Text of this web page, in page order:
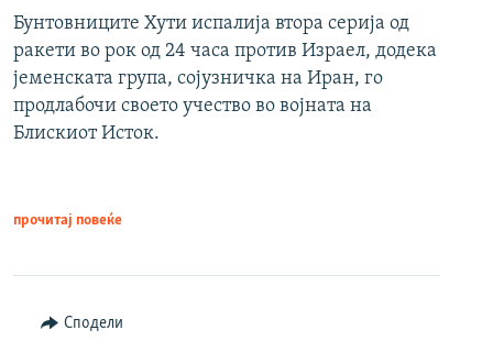
Бунтовниците Хути испалија втора серија од
ракети во рок од 24 часа против Израел, додека
јеменската група, сојузничка на Иран, го
продлабочи своето учество во војната на
Блискиот Исток.
прочитај повеќе
Сподели